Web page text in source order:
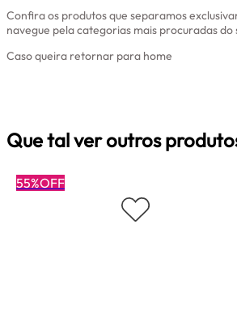
Confira os produtos que separamos
navegue pela categorias mais procuradas do
Caso queira retornar para home
Que tal ver outros
55%OFF